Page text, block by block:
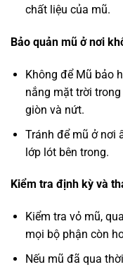
chất liệu của mũ.
Bảo quản mũ ở nơi
Không để Mũ bảo
nắng mặt trời
giòn và nứt.
Tránh để mũ ở nơi
lớp lót bên trong.
Kiểm tra định kỳ và
Kiểm tra vỏ mũ,
mọi bộ phận còn
Nếu mũ đã qua